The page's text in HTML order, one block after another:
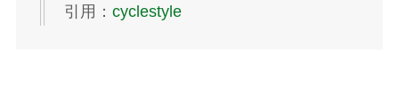
引用： cyclestyle